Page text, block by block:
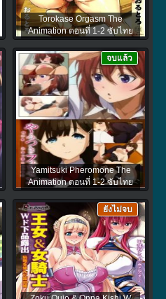
Torokase Orgasm The
Animation ตอนที่ 1-2 ซับไทย
Yamitsuki Pheromone The
Animation ตอนที่ 1-2 ซับไทย
จบแล้ว
ยังไม่จบ